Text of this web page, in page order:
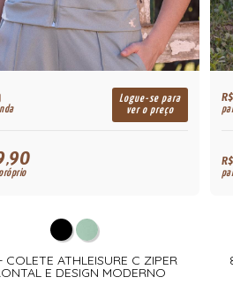
Logue-se para
ver o preço
COLETE ATHLEISURE C ZIPER
E DESIGN MODERNO
R$
R$